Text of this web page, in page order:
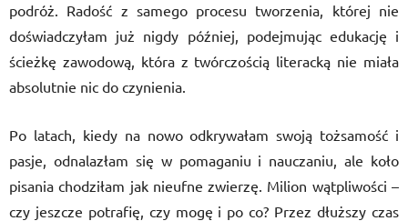
podróż. Radość z samego procesu tworzenia, której nie
doświadczyłam już nigdy później, podejmując edukację i
ścieżkę zawodową, która z twórczością literacką nie miała
absolutnie nic do czynienia.
Po latach, kiedy na nowo odkrywałam swoją tożsamość i
pasje, odnalazłam się w pomaganiu i nauczaniu, ale koło
pisania chodziłam jak nieufne zwierzę. Milion wątpliwości –
czy jeszcze potrafię, czy mogę i po co? Przez dłuższy czas